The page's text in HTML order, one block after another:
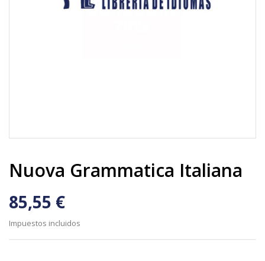
Nuova Grammatica Italiana
85,55 €
Impuestos incluidos